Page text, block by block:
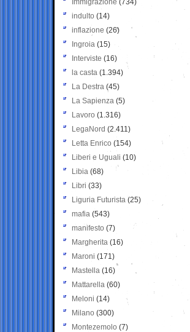
Immigrazione (734)
indulto (14)
inflazione (26)
Ingroia (15)
Interviste (16)
la casta (1.394)
La Destra (45)
La Sapienza (5)
Lavoro (1.316)
LegaNord (2.411)
Letta Enrico (154)
Liberi e Uguali (10)
Libia (68)
Libri (33)
Liguria Futurista (25)
mafia (543)
manifesto (7)
Margherita (16)
Maroni (171)
Mastella (16)
Mattarella (60)
Meloni (14)
Milano (300)
Montezemolo (7)